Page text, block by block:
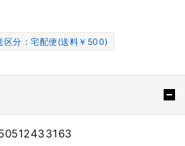
区分：宅配便(送料￥500)